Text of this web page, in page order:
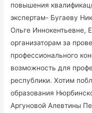
повышения
экспертам- Бугаеву
Ольге Иннокентьевне,
организаторам за
профессионального
возможность для
республики. Хотим
образования
Аргуновой Алевтины